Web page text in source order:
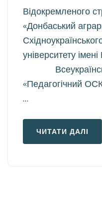
Відокремленого
«Донбаський
університету
«Педагогічний
…
ЧИТАТИ ДАЛІ